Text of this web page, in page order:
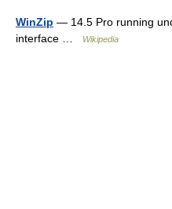
WinZip — 14.5 Pro running
interface …
Wikipedia